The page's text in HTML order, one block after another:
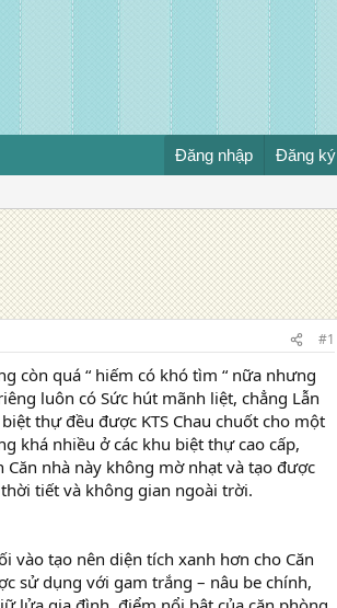
Đăng nhập Đăng ký
#1
còn quá “ hiếm có khó tìm “ nữa nhưng
luôn có Sức hút mãnh liệt, chẳng Lẫn
thự đều được KTS Chau chuốt cho một
khá nhiều ở các khu biệt thự cao cấp,
nhà này không mờ nhạt và tạo được
tiết và không gian ngoài trời.
vào tạo nên diện tích xanh hơn cho Căn
sử dụng với gam trắng – nâu be chính,